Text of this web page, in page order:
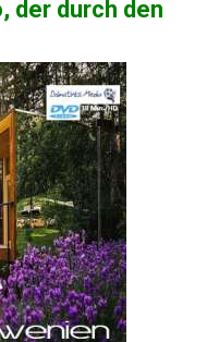
der durch den